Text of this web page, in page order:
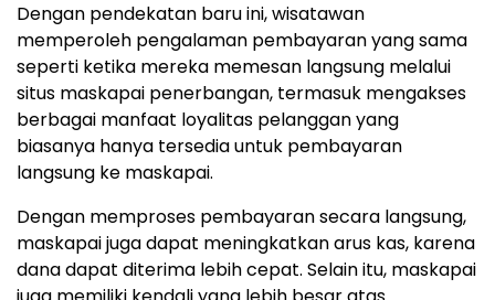
Dengan pendekatan baru ini, wisatawan
memperoleh pengalaman pembayaran yang sama
seperti ketika mereka memesan langsung melalui
situs maskapai penerbangan, termasuk mengakses
berbagai manfaat loyalitas pelanggan yang
biasanya hanya tersedia untuk pembayaran
langsung ke maskapai.
Dengan memproses pembayaran secara langsung,
maskapai juga dapat meningkatkan arus kas, karena
dana dapat diterima lebih cepat. Selain itu, maskapai